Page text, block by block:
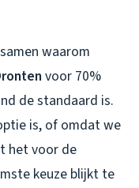
waarom
voor 70%
de standaard is.
is, of omdat we
het voor de
keuze blijkt te